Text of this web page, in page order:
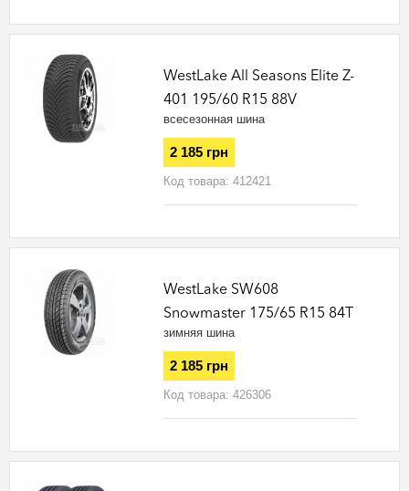
WestLake All Seasons Elite Z-
401 195/60 R15 88V
всесезонная шина
2 185 грн
Код товара:412421
WestLake SW608
Snowmaster 175/65 R15 84T
зимняя шина
2 185 грн
Код товара:426306